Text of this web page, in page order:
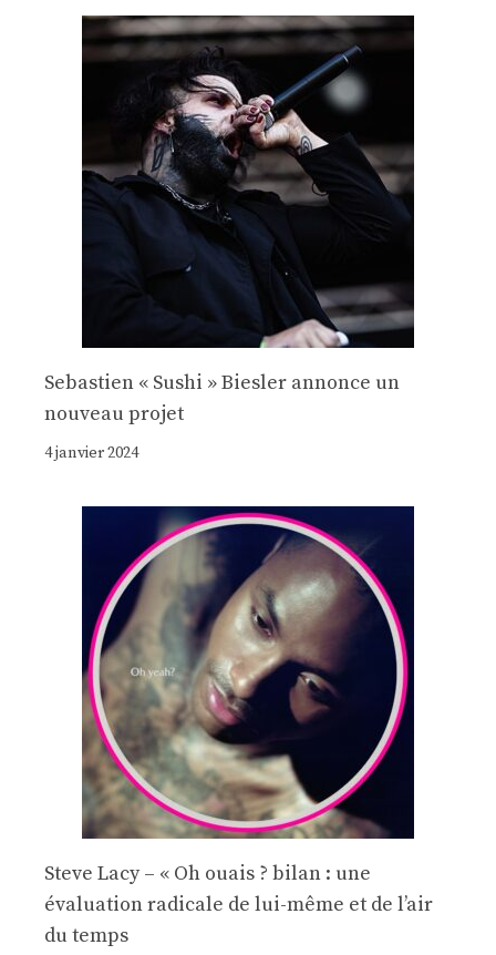
Sebastien « Sushi » Biesler annonce un
nouveau projet
4 janvier 2024
Steve Lacy – « Oh ouais ? bilan : une
évaluation radicale de lui-même et de l’air
du temps